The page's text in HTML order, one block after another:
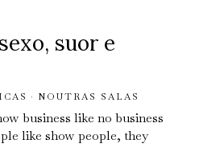
suor e
· NOUTRAS SALAS
business like no business
like show people, they